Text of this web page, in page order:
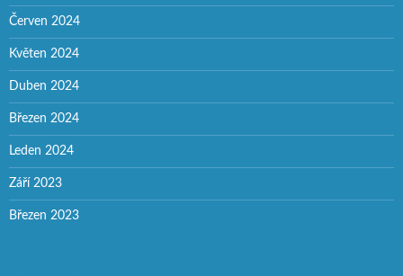
Červen 2024
Květen 2024
Duben 2024
Březen 2024
Leden 2024
Září 2023
Březen 2023